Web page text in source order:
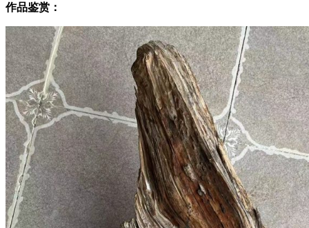
作品鉴赏：